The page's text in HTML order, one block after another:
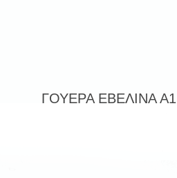
ΓΟΥΕΡΑ ΕΒΕΛΙΝΑ Α1